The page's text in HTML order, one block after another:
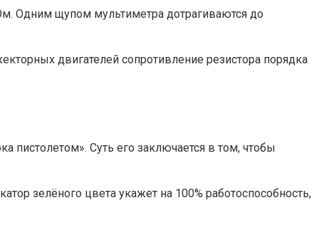
Одним щупом мультиметра дотрагиваются до
двигателей сопротивление резистора порядка
Суть его заключается в том, чтобы
зелёного цвета укажет на 100% работоспособность,